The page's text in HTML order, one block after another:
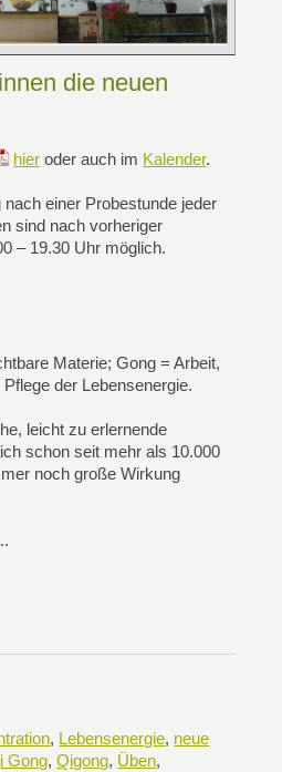
die neuen
hier oder auch im Kalender.
einer Probestunde jeder
sind nach vorheriger
– 19.30 Uhr möglich.
Materie; Gong = Arbeit,
der Lebensenergie.
leicht zu erlernende
schon seit mehr als 10.000
noch große Wirkung
, Lebensenergie, neue
Gong,Qigong, Üben,